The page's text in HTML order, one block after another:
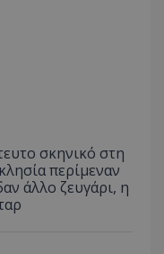
σκηνικό στη
περίμεναν
άλλο ζευγάρι, η